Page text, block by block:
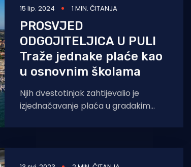
15 lip. 2024 1 MIN. ČITANJA
PROSVJED
ODGOJITELJICA U PULI
Traže jednake plaće kao
u osnovnim školama
Njih dvestotinjak zahtijevalio je
izjednačavanje plaća u gradakim
osnovnim školama, ali i upozorilo na